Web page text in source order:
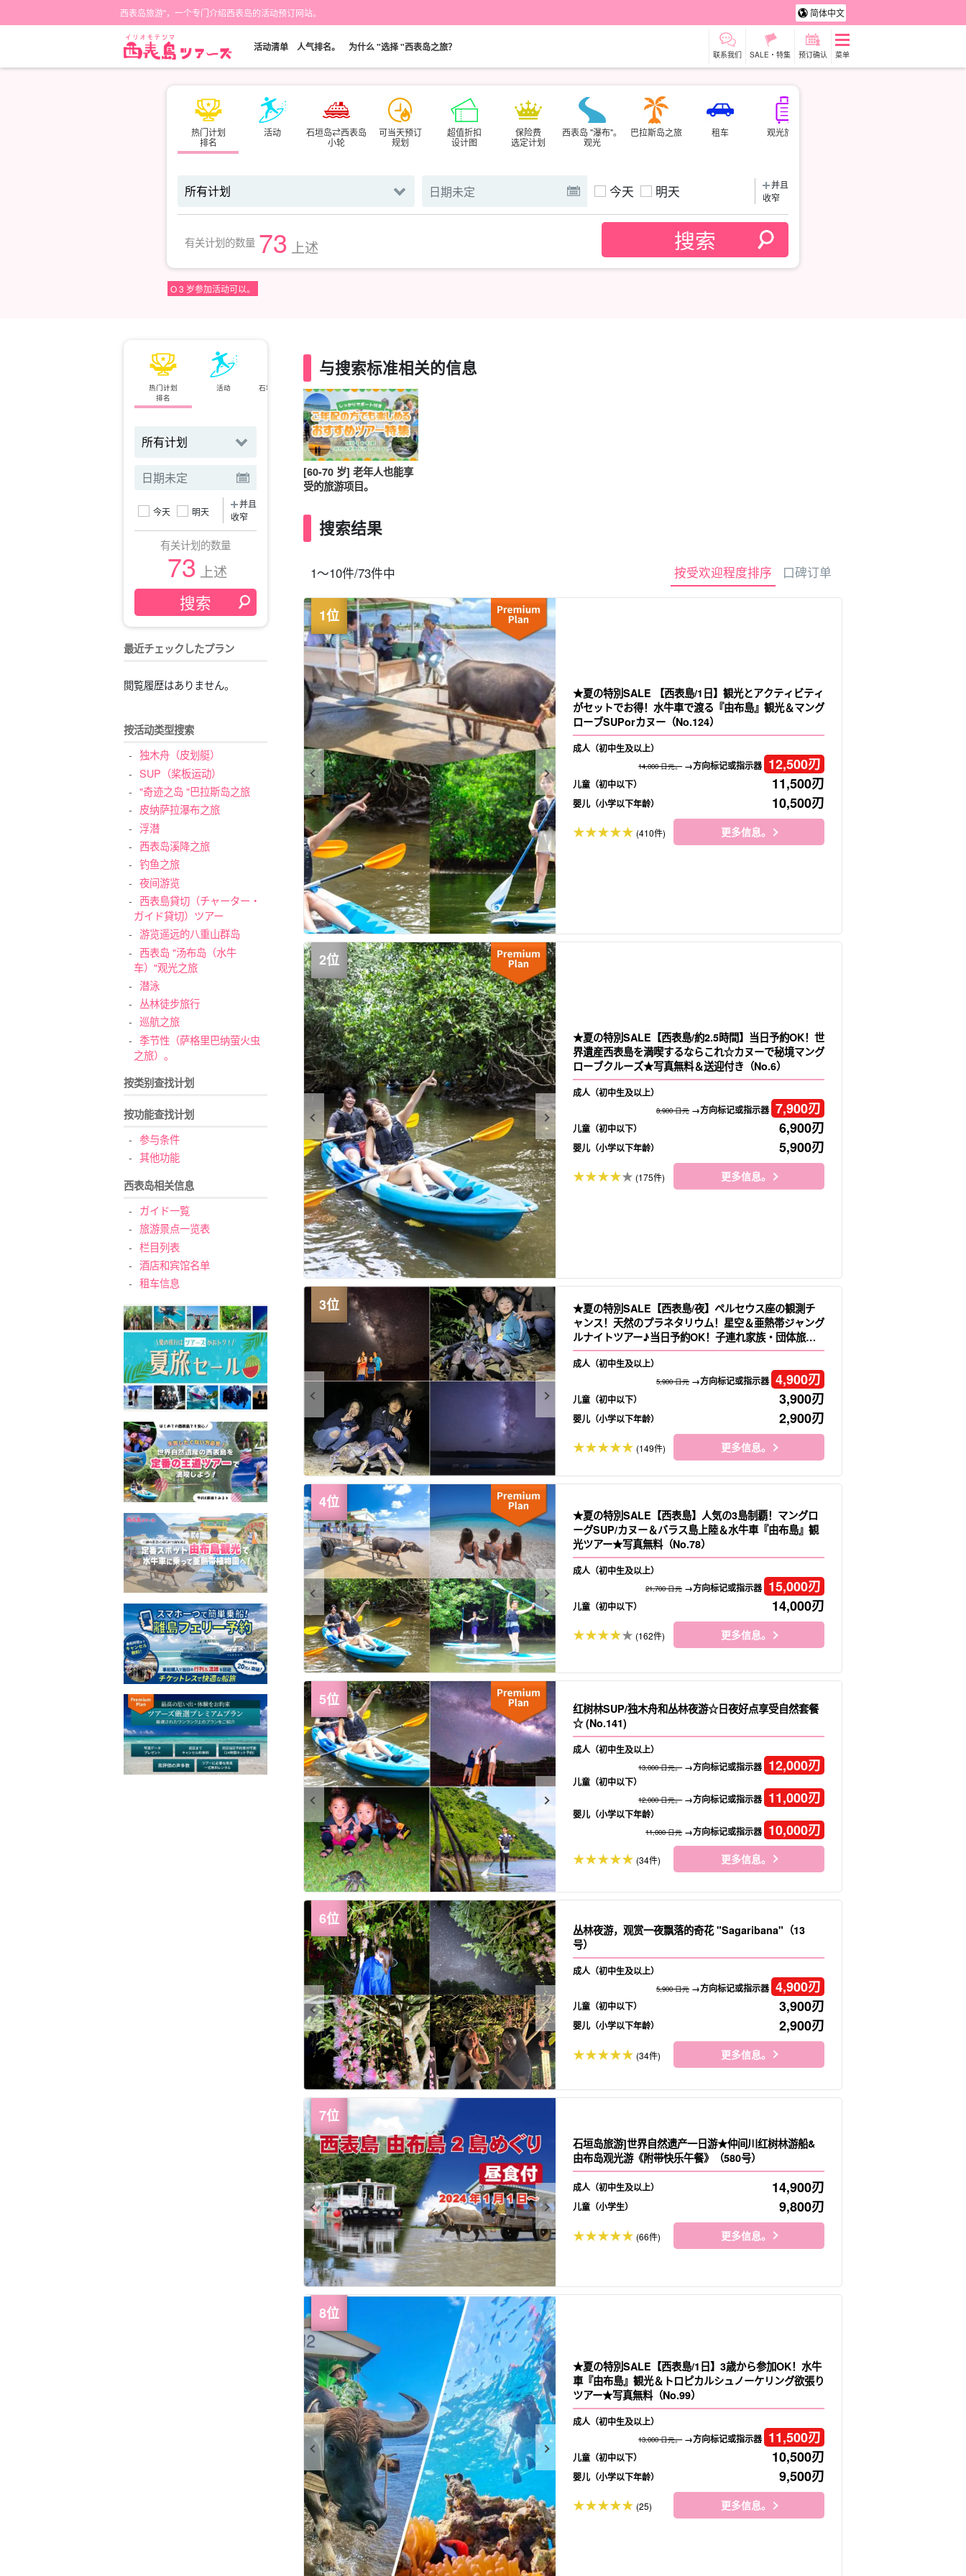
西表岛旅游"，一个专门介绍西表岛的活动预订网站。 简体中文
活动清单 人气排名。 为什么 "选择 "西表岛之旅？
联系我们 SALE・特集 预订确认 菜单
热门计划
排名
活动
石垣岛⇄西表岛
小轮
可当天预订
规划
超值折扣
设计图
保险费
选定计划
西表岛 "瀑布"。
观光
巴拉斯岛之旅 租车 观光旅游
今天 明天
并且
收窄
有关计划的数量 73 上述
O 3 岁参加活动可以。
热门计划
排名
活动
石垣岛⇄西表岛
可当天预订
规划
超值折扣
设计图
今天 明天
并且
收窄
有关计划的数量
73 上述
最近チェックしたプラン
閲覧履歴はありません。
按活动类型搜索
独木舟（皮划艇）
SUP（桨板运动）
"奇迹之岛 "巴拉斯岛之旅
皮纳萨拉瀑布之旅
浮潜
西表岛溪降之旅
钓鱼之旅
夜间游览
西表島貸切（チャーター・
ガイド貸切）ツアー
游览遥远的八重山群岛
西表岛 "汤布岛（水牛
车）"观光之旅
潜泳
丛林徒步旅行
巡航之旅
季节性（萨格里巴纳萤火虫
之旅）。
按类别查找计划
按功能查找计划
参与条件
其他功能
西表岛相关信息
ガイド一覧
旅游景点一览表
栏目列表
酒店和宾馆名单
租车信息
与搜索标准相关的信息
[60-70 岁] 老年人也能享
受的旅游项目。
搜索结果
1〜10件/73件中 按受欢迎程度排序 口碑订单
★夏の特別SALE 【西表島/1日】観光とアクティビティ
がセットでお得！水牛車で渡る『由布島』観光＆マング
ローブSUPorカヌー（No.124）
成人（初中生及以上）
14,000 日元。→方向标记或指示器 12,500刃
儿童（初中以下） 11,500刃
婴儿（小学以下年龄） 10,500刃
(410件) 更多信息。
★夏の特別SALE【西表島/約2.5時間】当日予約OK！世
界遺産西表島を満喫するならこれ☆カヌーで秘境マング
ローブクルーズ★写真無料＆送迎付き（No.6）
成人（初中生及以上）
8,900 日元→方向标记或指示器 7,900刃
儿童（初中以下） 6,900刃
婴儿（小学以下年龄） 5,900刃
(175件) 更多信息。
★夏の特別SALE【西表島/夜】ペルセウス座の観測チ
ャンス！天然のプラネタリウム！星空＆亜熱帯ジャング
ルナイトツアー♪当日予約OK！子連れ家族・団体旅行
にもおすすめ（No.16）
成人（初中生及以上）
5,900 日元→方向标记或指示器 4,900刃
儿童（初中以下） 3,900刃
婴儿（小学以下年龄） 2,900刃
(149件) 更多信息。
★夏の特別SALE【西表島】人気の3島制覇！マングロ
ーグSUP/カヌー＆バラス島上陸＆水牛車『由布島』観
光ツアー★写真無料（No.78）
成人（初中生及以上）
21,700 日元→方向标记或指示器 15,000刃
儿童（初中以下） 14,000刃
(162件) 更多信息。
红树林SUP/独木舟和丛林夜游☆日夜好点享受自然套餐
☆ (No.141)
成人（初中生及以上）
13,000 日元。→方向标记或指示器 12,000刃
儿童（初中以下）
12,000 日元。→方向标记或指示器 11,000刃
婴儿（小学以下年龄）
11,000 日元→方向标记或指示器 10,000刃
(34件) 更多信息。
丛林夜游，观赏一夜飘落的奇花 "Sagaribana"（13
号）
成人（初中生及以上）
5,900 日元→方向标记或指示器 4,900刃
儿童（初中以下） 3,900刃
婴儿（小学以下年龄） 2,900刃
(34件) 更多信息。
石垣岛旅游]世界自然遗产一日游★仲间川红树林游船&
由布岛观光游《附带快乐午餐》（580号）
成人（初中生及以上） 14,900刃
儿童（小学生） 9,800刃
(66件) 更多信息。
★夏の特別SALE【西表島/1日】3歳から参加OK！水牛
車『由布島』観光＆トロピカルシュノーケリング欲張り
ツアー★写真無料（No.99）
成人（初中生及以上）
13,000 日元。→方向标记或指示器 11,500刃
儿童（初中以下） 10,500刃
婴儿（小学以下年龄） 9,500刃
(25) 更多信息。